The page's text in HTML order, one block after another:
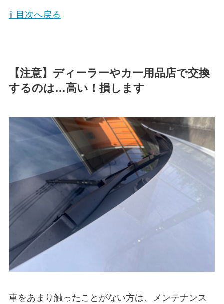
⇧ 目次へ戻る
【注意】ディーラーやカー用品店で交換
するのは…高い！損します
車をあまり触ったことがない方は、メンテナンス